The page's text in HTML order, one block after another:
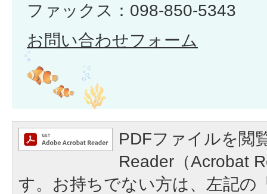
ファックス：098-850-5343
お問い合わせフォーム
PDFファイルを閲
Reader（Acrobat
す。お持ちでない方は、左記の